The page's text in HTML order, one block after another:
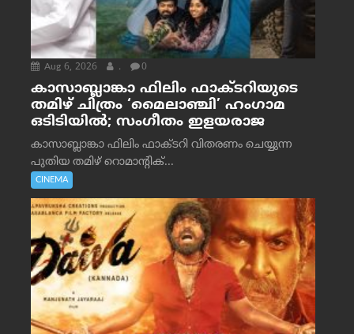
Aug 6, 2026 . 0
കാസാബ്ലാങ്കാ ഫിലിം ഫാക്ടറിയുടെ
തമിഴ് ചിത്രം ‘മൈലാഞ്ചി’ ഹംഗാമ
ഒടിടിയിൽ; സംഗീതം ഇളയരാജ
കാസാബ്ലാങ്കാ ഫിലിം ഫാക്ടറി വിതരണം ചെയ്യുന്ന
പുതിയ തമിഴ് റൊമാന്റിക്...
CINEMA